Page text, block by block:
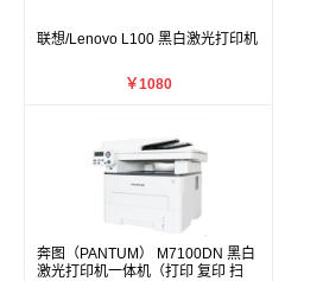
联想/Lenovo L100 黑白激光打印机
￥1080
奔图（PANTUM） M7100DN 黑白
激光打印机一体机（打印 复印 扫